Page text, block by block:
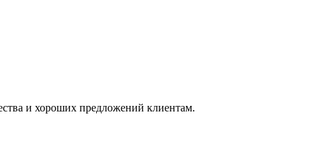
и хороших предложений клиентам.